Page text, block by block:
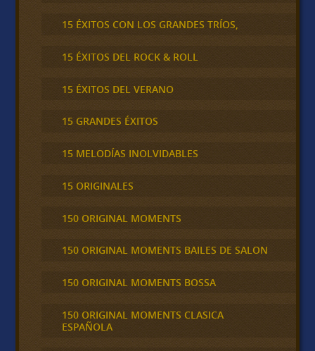
15 ÉXITOS CON LOS GRANDES TRÍOS,
15 ÉXITOS DEL ROCK & ROLL
15 ÉXITOS DEL VERANO
15 GRANDES ÉXITOS
15 MELODÍAS INOLVIDABLES
15 ORIGINALES
150 ORIGINAL MOMENTS
150 ORIGINAL MOMENTS BAILES DE SALON
150 ORIGINAL MOMENTS BOSSA
150 ORIGINAL MOMENTS CLASICA
ESPAÑOLA